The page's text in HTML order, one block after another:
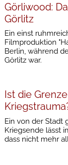
Görliwood:
Görlitz
Ein einst
Filmproduktion
Berlin, während
Görlitz war.
Ist die
Ein von der Stadt
Kriegsende lässt
dass nicht mehr